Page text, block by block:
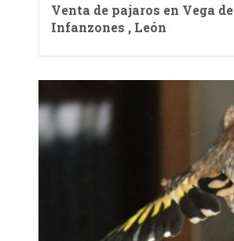
Venta de pajaros en Vega de
Infanzones , León